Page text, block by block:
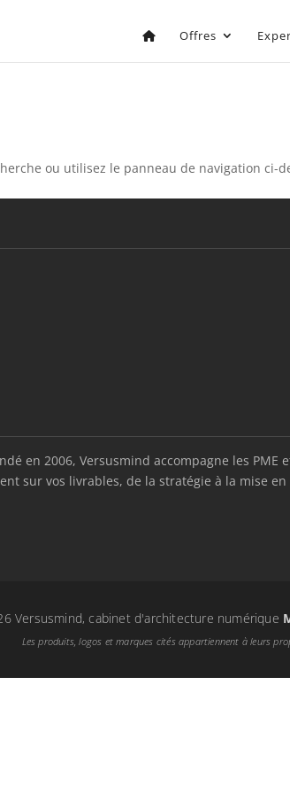
Offres
ou utilisez le panneau de navigation ci-
en 2006, Versusmind accompagne les
sur vos livrables, de la stratégie à la mise
Versusmind, cabinet d'architecture numérique
Les produits, logos et marques cités appartiennent à leurs